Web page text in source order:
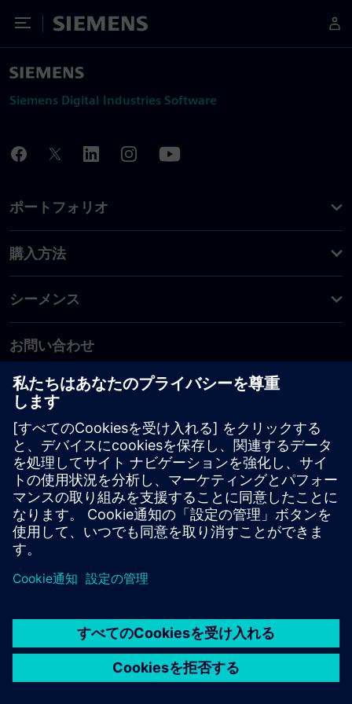
Toggle Menu
Siemens
Siemens Digital Industries Software
ポートフォリオ
購入方法
シーメンス
お問い合わせ
PLM製品のお問い合わせ
EDA製品のお問い合わせ
世界各地の事業拠点
サポート・センター
ご意見・ご要望
違法コピーの連絡先
© Siemens2026
タル・ミレニアム著作権法 (DMCA)
内部通報